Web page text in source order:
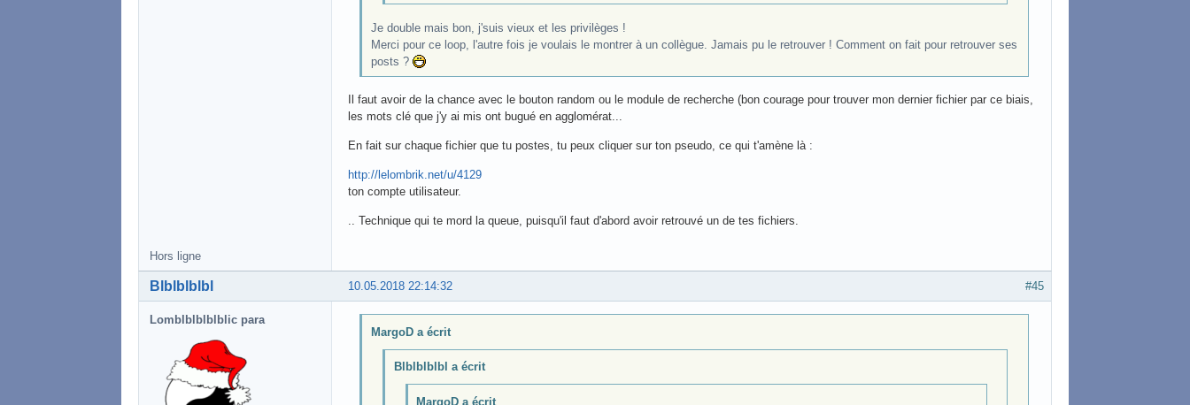
Je double mais bon, j'suis vieux et les privilèges !
Merci pour ce loop, l'autre fois je voulais le montrer à un collègue. Jamais pu le retrouver ! Comment on fait pour retrouver ses
posts ?
Il faut avoir de la chance avec le bouton random ou le module de recherche (bon courage pour trouver mon dernier fichier par ce biais,
les mots clé que j'y ai mis ont bugué en agglomérat...
En fait sur chaque fichier que tu postes, tu peux cliquer sur ton pseudo, ce qui t'amène là :
http://lelombrik.net/u/4129
ton compte utilisateur.
.. Technique qui te mord la queue, puisqu'il faut d'abord avoir retrouvé un de tes fichiers.
Hors ligne
#45
10.05.2018 22:14:32
Blblblblbl
Lomblblblblblic para
MargoD a écrit
Blblblblbl a écrit
MargoD a écrit